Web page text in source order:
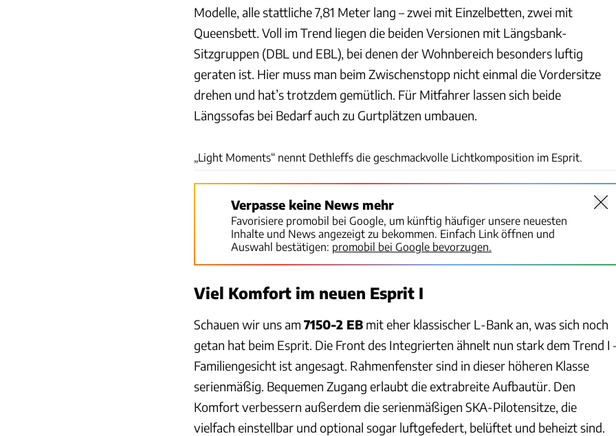
Modelle, alle stattliche 7,81 Meter lang – zwei mit Einzelbetten, zwei mit
Queensbett. Voll im Trend liegen die beiden Versionen mit Längsbank-
Sitzgruppen (DBL und EBL), bei denen der Wohnbereich besonders luftig
geraten ist. Hier muss man beim Zwischenstopp nicht einmal die Vordersitze
drehen und hat’s trotzdem gemütlich. Für Mitfahrer lassen sich beide
Längssofas bei Bedarf auch zu Gurtplätzen umbauen.
„Light Moments“ nennt Dethleffs die geschmackvolle Lichtkomposition im Esprit.
Verpasse keine News mehr
Favorisiere promobil bei Google, um künftig häufiger unsere neuesten
Inhalte und News angezeigt zu bekommen. Einfach Link öffnen und
Auswahl bestätigen: promobil bei Google bevorzugen.
Viel Komfort im neuen Esprit I
Schauen wir uns am 7150-2 EB mit eher klassischer L-Bank an, was sich noch
getan hat beim Esprit. Die Front des Integrierten ähnelt nun stark dem Trend I
Familiengesicht ist angesagt. Rahmenfenster sind in dieser höheren Klasse
serienmäßig. Bequemen Zugang erlaubt die extrabreite Aufbautür. Den
Komfort verbessern außerdem die serienmäßigen SKA-Pilotensitze, die
vielfach einstellbar und optional sogar luftgefedert, belüftet und beheizt sind.